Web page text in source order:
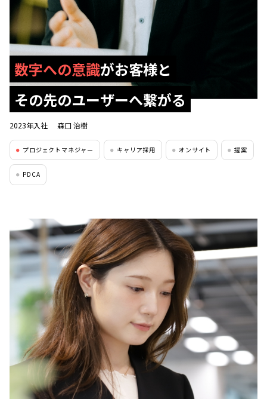
数字への意識がお客様と
その先のユーザーへ繋がる
2023年入社 森口 治樹
● プロジェクトマネジャー ● キャリア採用 ● オンサイト ● 提案
● PDCA